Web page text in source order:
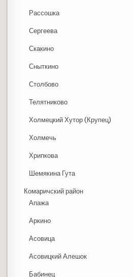
Рассошка
Сергеева
Скакино
Сныткино
Столбово
Телятниково
Холмецкий Хутор (Крупец)
Холмечь
Хрипкова
Шемякина Гута
Комаричский район
Апажа
Аркино
Асовица
Асовицкий Алешок
Бабинец